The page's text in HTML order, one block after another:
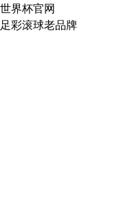
世界杯官网
足彩滚球老品牌